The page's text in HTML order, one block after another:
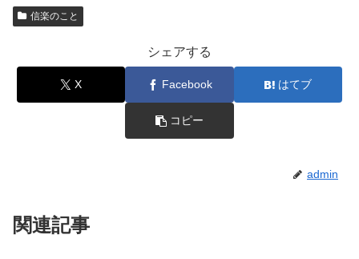
信楽のこと
シェアする
X Facebook はてブ
コピー
admin
関連記事